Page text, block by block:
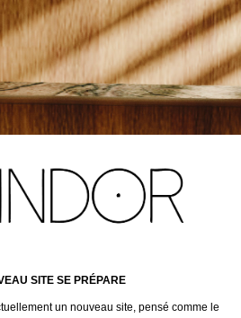
SITE SE PRÉPARE
un nouveau site, pensé comme le